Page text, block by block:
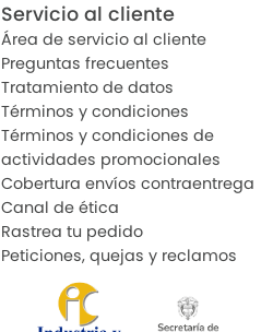
Servicio al cliente
Área de servicio al cliente
Preguntas frecuentes
Tratamiento de datos
Términos y condiciones
Términos y condiciones de
actividades promocionales
Cobertura envíos contraentrega
Canal de ética
Rastrea tu pedido
Peticiones, quejas y reclamos